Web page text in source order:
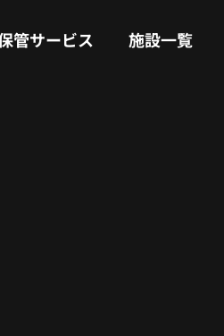
管サービス 施設一覧